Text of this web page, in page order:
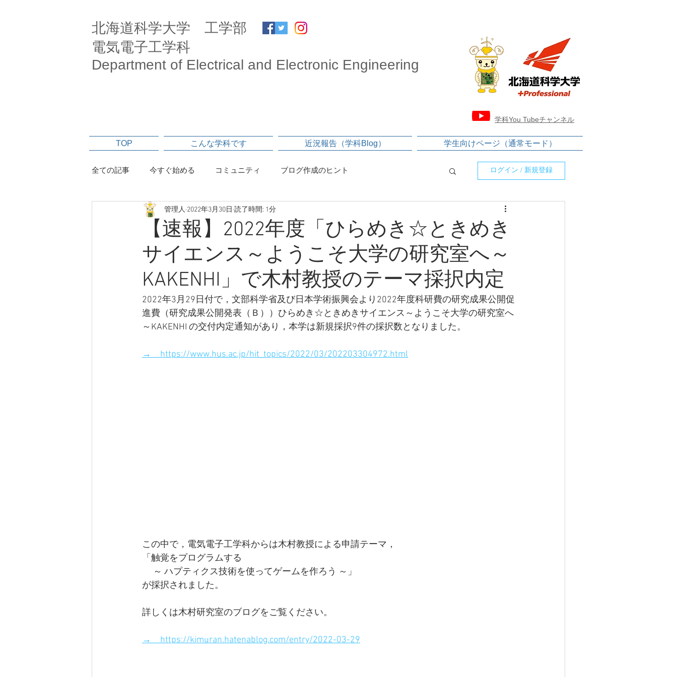
北海道科学大学 工学部
電気電子工学科
Department of Electrical and Electronic Engineering
​学科You Tubeチャンネル
TOP こんな学科です 近況報告（学科Blog） 学生向けページ（通常モード）
全ての記事 今すぐ始める コミュニティ ブログ作成のヒント ログイン / 新規登録
【速報】2022年度「ひらめき☆ときめき
サイエンス～ようこそ大学の研究室へ～
KAKENHI」で木村教授のテーマ採択内定
管理人 2022年3月30日 読了時間: 1分
2022年3月29日付で，文部科学省及び日本学術振興会より2022年度科研費の研究成果公開促
進費（研究成果公開発表（Ｂ））ひらめき☆ときめきサイエンス～ようこそ大学の研究室へ
～KAKENHI の交付内定通知があり，本学は新規採択9件の採択数となりました。
→　https://www.hus.ac.jp/hit_topics/2022/03/202203304972.html
この中で，電気電子工学科からは木村教授による申請テーマ，
「触覚をプログラムする
～ ハプティクス技術を使ってゲームを作ろう ～」
が採択されました。
詳しくは木村研究室のブログをご覧ください。
→　https://kimuran.hatenablog.com/entry/2022-03-29